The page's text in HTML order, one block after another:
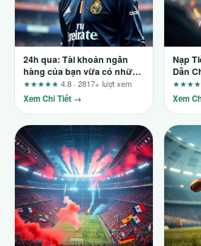
24h qua: Tài khoản ngân
hàng của bạn vừa có những
thay đổi quan trọng
★★★★★ 4.8 · 2817+ lượt xem
Xem Chi Tiết →
Nạp
Dẫn
Mới
Xem